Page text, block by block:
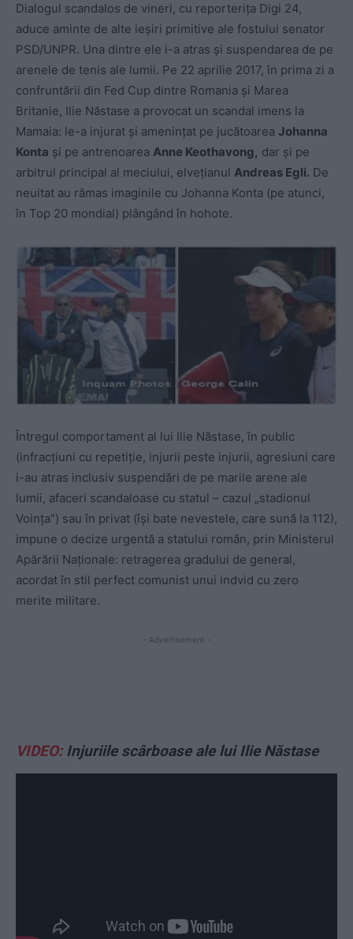
Dialogul scandalos de vineri, cu reporterița Digi 24,
aduce aminte de alte ieșiri primitive ale fostului senator
PSD/UNPR. Una dintre ele i-a atras și suspendarea de pe
arenele de tenis ale lumii. Pe 22 aprilie 2017, în prima zi a
confruntării din Fed Cup dintre Romania și Marea
Britanie, Ilie Năstase a provocat un scandal imens la
Mamaia: le-a injurat și amenințat pe jucătoarea Johanna
Konta și pe antrenoarea Anne Keothavong, dar și pe
arbitrul principal al meciului, elvețianul Andreas Egli. De
neuitat au rămas imaginile cu Johanna Konta (pe atunci,
în Top 20 mondial) plângând în hohote.
Întregul comportament al lui Ilie Năstase, în public
(infracțiuni cu repetiție, injurii peste injurii, agresiuni care
i-au atras inclusiv suspendări de pe marile arene ale
lumii, afaceri scandaloase cu statul – cazul „stadionul
Voința”) sau în privat (își bate nevestele, care sună la 112),
impune o decize urgentă a statului român, prin Ministerul
Apărării Naționale: retragerea gradului de general,
acordat în stil perfect comunist unui indvid cu zero
merite militare.
- Advertisement -
VIDEO:Injuriile scârboase ale lui Ilie Năstase